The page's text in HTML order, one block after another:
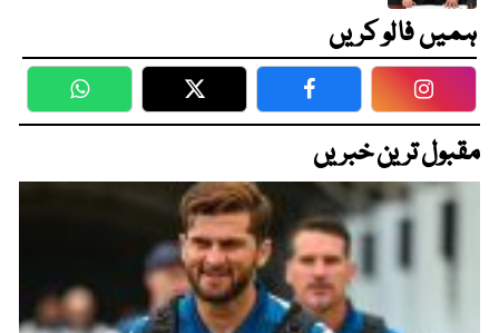
ہمیں فالو کریں
WhatsApp Twitter Facebook
مقبول ترین خبریں